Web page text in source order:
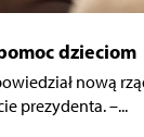
dzieciom
nową
prezydenta. –...